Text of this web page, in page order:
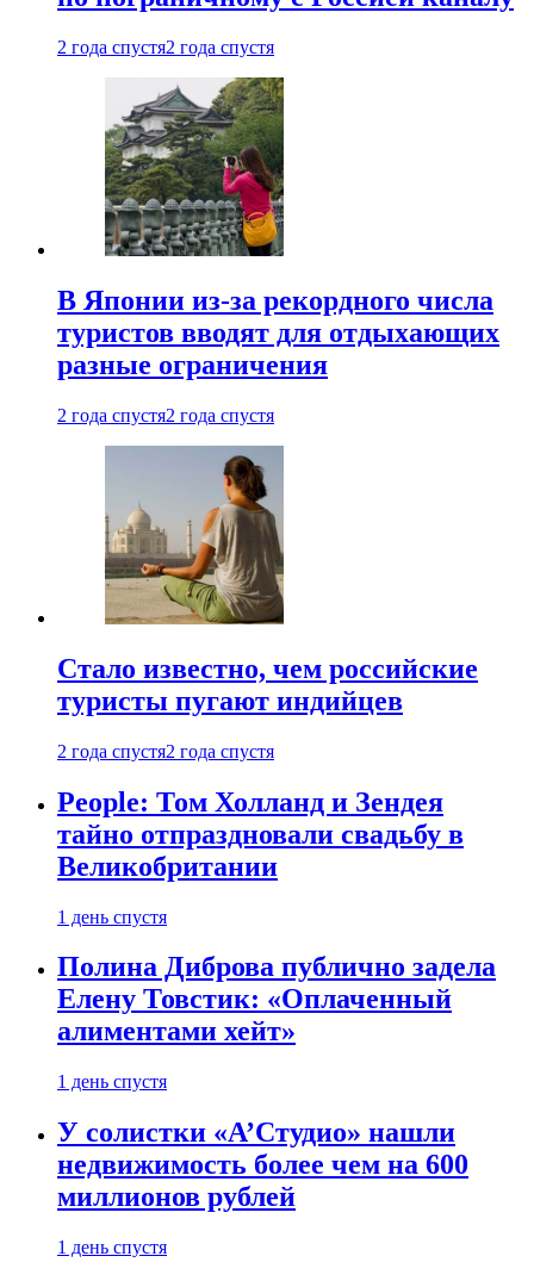
2 года спустя2 года спустя
В Японии из-за рекордного числа
туристов вводят для отдыхающих
разные ограничения
2 года спустя2 года спустя
Стало известно, чем российские
туристы пугают индийцев
2 года спустя2 года спустя
People: Том Холланд и Зендея
тайно отпраздновали свадьбу в
Великобритании
1 день спустя
Полина Диброва публично задела
Елену Товстик: «Оплаченный
алиментами хейт»
1 день спустя
У солистки «А’Студио» нашли
недвижимость более чем на 600
миллионов рублей
1 день спустя